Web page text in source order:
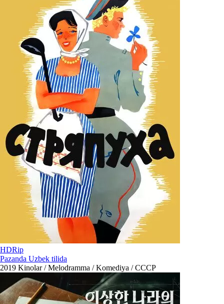
HDRip
Pazanda Uzbek tilida
2019 Kinolar / Melodramma / Komediya / СССР